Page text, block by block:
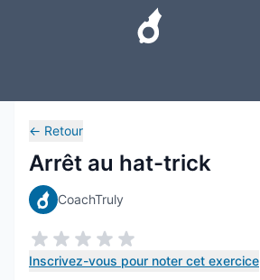
← Retour
Arrêt au hat-trick
CoachTruly
Inscrivez-vous pour noter cet exercice